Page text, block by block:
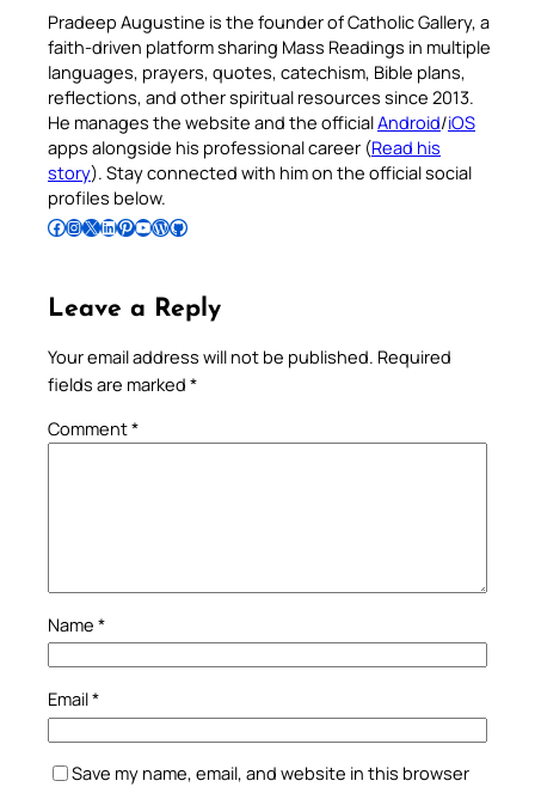
Pradeep Augustine is the founder of Catholic Gallery, a
faith-driven platform sharing Mass Readings in multiple
languages, prayers, quotes, catechism, Bible plans,
reflections, and other spiritual resources since 2013.
He manages the website and the officialAndroid/iOS
apps alongside his professional career (Read his
story). Stay connected with him on the official social
profiles below.
Follow Pradeep on Facebook Follow Pradeep on InstagramFollow Pradeep on X Follow Pradeep on LinkedIn Follow Pradeep on Pinterest Subscribe to Pradeep’s Youtube Channel Follow Pradeep on WordPress Follow Pradeep on GitHub
Leave a Reply
Your email address will not be published. Required
fields are marked *
Comment*
Name *
Email*
Save my name, email, and website in this browser